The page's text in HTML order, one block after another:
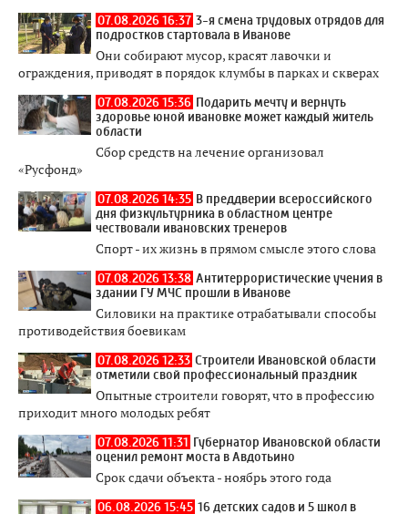
07.08.2026 16:37 3-я смена трудовых отрядов для
подростков стартовала в Иванове
Они собирают мусор, красят лавочки и
ограждения, приводят в порядок клумбы в парках и скверах
07.08.2026 15:36 Подарить мечту и вернуть
здоровье юной ивановке может каждый житель
области
Сбор средств на лечение организовал
«Русфонд»
07.08.2026 14:35 В преддверии всероссийского
дня физкультурника в областном центре
чествовали ивановских тренеров
Спорт - их жизнь в прямом смысле этого слова
07.08.2026 13:38 Антитеррористические учения в
здании ГУ МЧС прошли в Иванове
Силовики на практике отрабатывали способы
противодействия боевикам
07.08.2026 12:33 Строители Ивановской области
отметили свой профессиональный праздник
Опытные строители говорят, что в профессию
приходит много молодых ребят
07.08.2026 11:31 Губернатор Ивановской области
оценил ремонт моста в Авдотьино
Срок сдачи объекта - ноябрь этого года
06.08.2026 15:45 16 детских садов и 5 школ в